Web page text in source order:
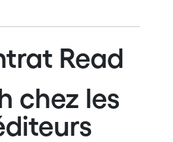
Read
chez les